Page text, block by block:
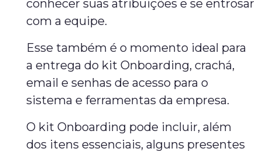
conhecer suas atribuições e se entrosar
com a equipe.
Esse também é o momento ideal para
a entrega do kit Onboarding, crachá,
email e senhas de acesso para o
sistema e ferramentas da empresa.
O kit Onboarding pode incluir, além
dos itens essenciais, alguns presentes